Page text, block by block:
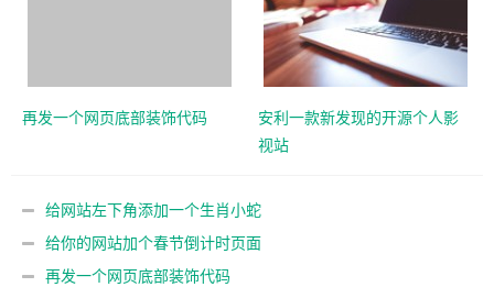
再发一个网页底部装饰代码
安利一款新发现的开源个人影
视站
给网站左下角添加一个生肖小蛇
给你的网站加个春节倒计时页面
再发一个网页底部装饰代码